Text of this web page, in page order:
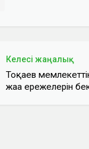
Келесі жаңалық
Тоқаев
жаңа ережелерін